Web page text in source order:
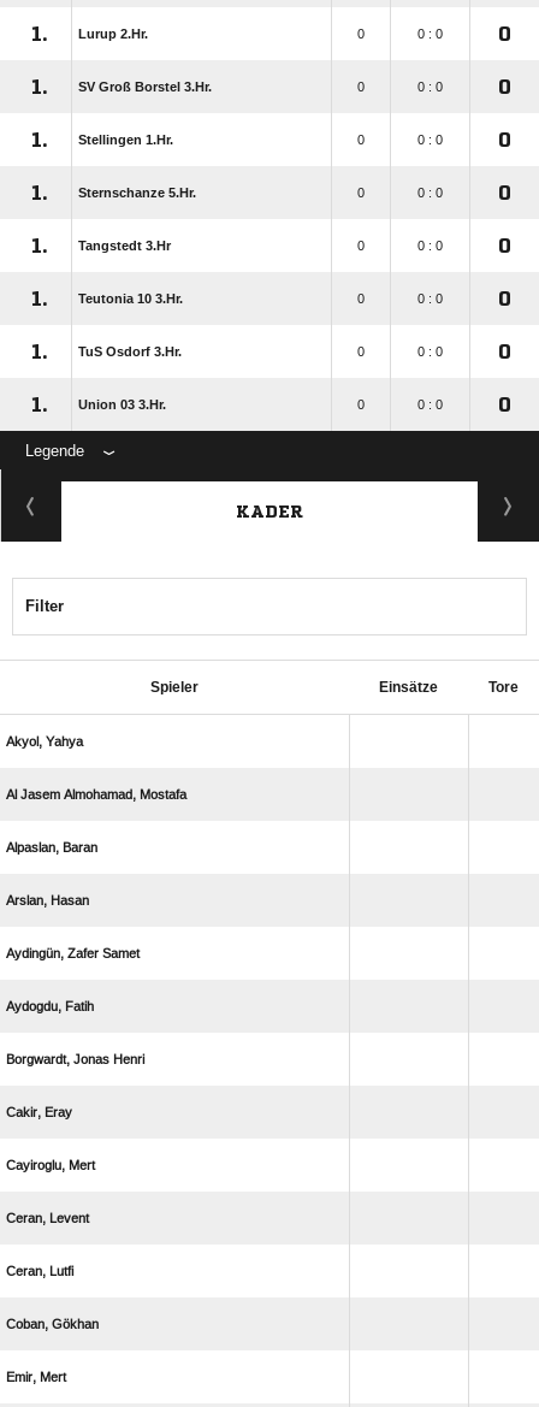
1. Lurup 2.Hr. 0 0 : 0 0
1. SV Groß Borstel 3.Hr. 0 0 : 0 0
1. Stellingen 1.Hr. 0 0 : 0 0
1. Sternschanze 5.Hr. 0 0 : 0 0
1. Tangstedt 3.Hr 0 0 : 0 0
1. Teutonia 10 3.Hr. 0 0 : 0 0
1. TuS Osdorf 3.Hr. 0 0 : 0 0
1. Union 03 3.Hr. 0 0 : 0 0
Legende
KADER
Filter
Spieler Einsätze Tore
 
   
 
 
  
 
  
 
 
 
 
 
 